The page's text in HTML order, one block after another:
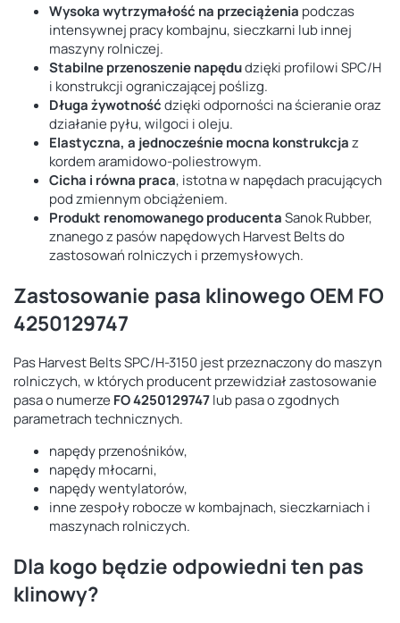
Wysoka wytrzymałość na przeciążenia podczas
intensywnej pracy kombajnu, sieczkarni lub innej
maszyny rolniczej.
Stabilne przenoszenie napędudzięki profilowi SPC/H
i konstrukcji ograniczającej poślizg.
Długa żywotnośćdzięki odporności na ścieranie oraz
działanie pyłu, wilgoci i oleju.
Elastyczna, a jednocześnie mocna konstrukcjaz
kordem aramidowo-poliestrowym.
Cicha i równa praca, istotna w napędach pracujących
pod zmiennym obciążeniem.
Produkt renomowanego producentaSanok Rubber,
znanego z pasów napędowych Harvest Belts do
zastosowań rolniczych i przemysłowych.
Zastosowanie pasa klinowego OEM FO
4250129747
Pas Harvest Belts SPC/H-3150 jest przeznaczony do maszyn
rolniczych, w których producent przewidział zastosowanie
pasa o numerzeFO 4250129747lub pasa o zgodnych
parametrach technicznych.
napędy przenośników,
napędy młocarni,
napędy wentylatorów,
inne zespoły robocze w kombajnach, sieczkarniach i
maszynach rolniczych.
Dla kogo będzie odpowiedni ten pas
klinowy?